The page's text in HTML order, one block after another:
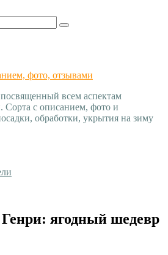
фото, отзывами
всем аспектам
с описанием, фото и
обработки, укрытия на зиму
ягодный шедевр